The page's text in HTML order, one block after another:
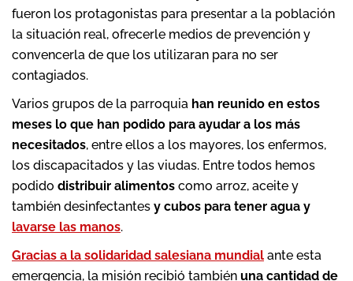
fueron los protagonistas para presentar a la población
la situación real, ofrecerle medios de prevención y
convencerla de que los utilizaran para no ser
contagiados.
Varios grupos de la parroquia han reunido en estos
meses lo que han podido para ayudar a los más
necesitados, entre ellos a los mayores, los enfermos,
los discapacitados y las viudas. Entre todos hemos
podido distribuir alimentos como arroz, aceite y
también desinfectantes y cubos para tener agua y
lavarse las manos.
Gracias a la solidaridad salesiana mundial ante esta
emergencia, la misión recibió también una cantidad de